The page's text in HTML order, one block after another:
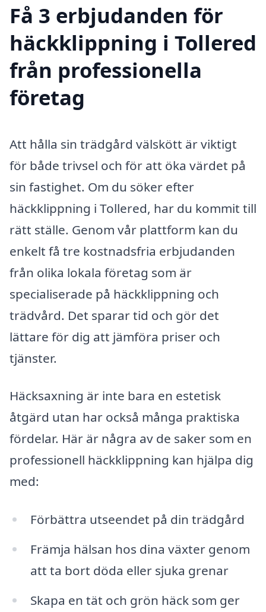
Få 3 erbjudanden för
häckklippning i Tollered
från professionella
företag
Att hålla sin trädgård välskött är viktigt
för både trivsel och för att öka värdet på
sin fastighet. Om du söker efter
häckklippning i Tollered, har du kommit till
rätt ställe. Genom vår plattform kan du
enkelt få tre kostnadsfria erbjudanden
från olika lokala företag som är
specialiserade på häckklippning och
trädvård. Det sparar tid och gör det
lättare för dig att jämföra priser och
tjänster.
Häcksaxning är inte bara en estetisk
åtgärd utan har också många praktiska
fördelar. Här är några av de saker som en
professionell häckklippning kan hjälpa dig
med:
Förbättra utseendet på din trädgård
Främja hälsan hos dina växter genom
att ta bort döda eller sjuka grenar
Skapa en tät och grön häck som ger